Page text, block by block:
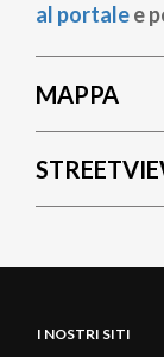
al portalee
MAPPA
I NOSTRI SITI